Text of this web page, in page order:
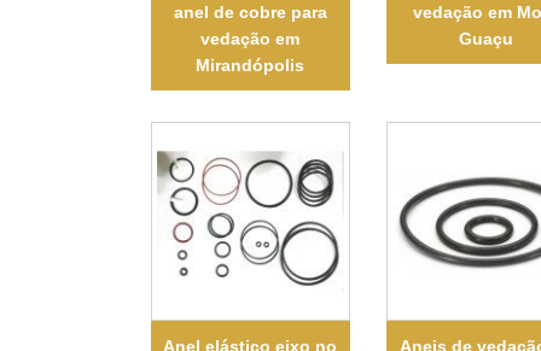
anel de cobre para
vedação em
Mirandópolis
vedação em
Guaçu
Anel elástico eixo no
Aneis de